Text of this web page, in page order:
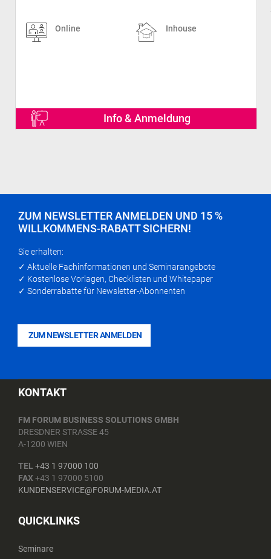
Online Inhouse
Info & Anmeldung
ZUM NEWSLETTER ANMELDEN UND 15 %
WILLKOMMENS-RABATT SICHERN!
Sie erhalten:
✓ Aktuelle Fachinformationen und Seminarangebote
✓ Kostenlose Vorlagen, Checklisten und Whitepaper
✓ Sonderrabatte für Newsletter-Abonnenten
ZUM NEWSLETTER ANMELDEN
KONTAKT
FM FORUM BUSINESS SOLUTIONS GMBH
DRESDNER STRASSE 45
A-1200 WIEN
TEL +43 1 97000 100
FAX+43 1 97000 5100
KUNDENSERVICE@FORUM-MEDIA.AT
QUICKLINKS
Seminare